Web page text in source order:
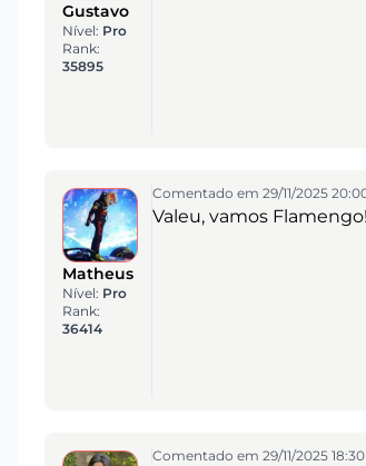
Gustavo
Nível: Pro
Rank:
35895
Matheus
Nível: Pro
Rank:
36414
Comentado em 29/11/2025
Valeu, vamos
Comentado em 29/11/2025 18:30